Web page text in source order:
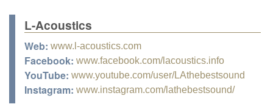
L-Acoustics
Web: www.l-acoustics.com
Facebook: www.facebook.com/lacoustics.info
YouTube: www.youtube.com/user/LAthebestsound
Instagram: www.instagram.com/lathebestsound/